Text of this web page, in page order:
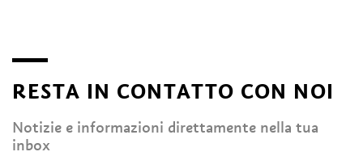
RESTA IN CONTATTO CON NOI
Notizie e informazioni direttamente nella tua
inbox